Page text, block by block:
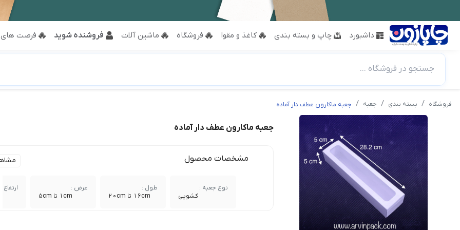
داشبورد چاپ و بسته بندی کاغذ و مقوا فروشگاه ماشین آلات فروشنده شوید فرصت
جستجو در فروشگاه ...
فروشگاه بسته بندی جعبه جعبه ماکارون عطف دار آماده
جعبه ماکارون عطف دار آماده
مشخصات محصول
نوع جعبه :
کشویی
طول :
16cm تا 20cm
عرض :
1cm تا 5cm
ارتفاع :